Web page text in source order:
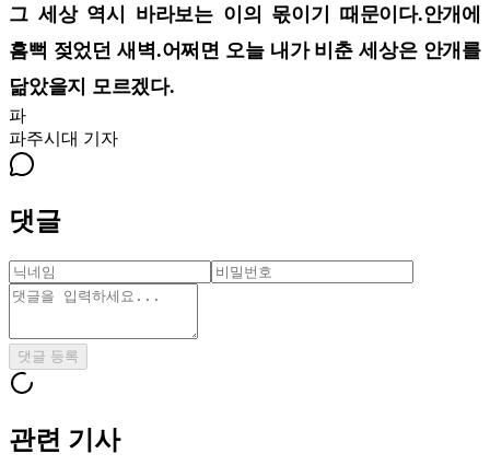
그 세상 역시 바라보는 이의 몫이기 때문이다.안개에
흠뻑 젖었던 새벽.어쩌면 오늘 내가 비춘 세상은 안개를
닮았을지 모르겠다.
파
파주시대 기자
댓글
댓글 등록
관련 기사